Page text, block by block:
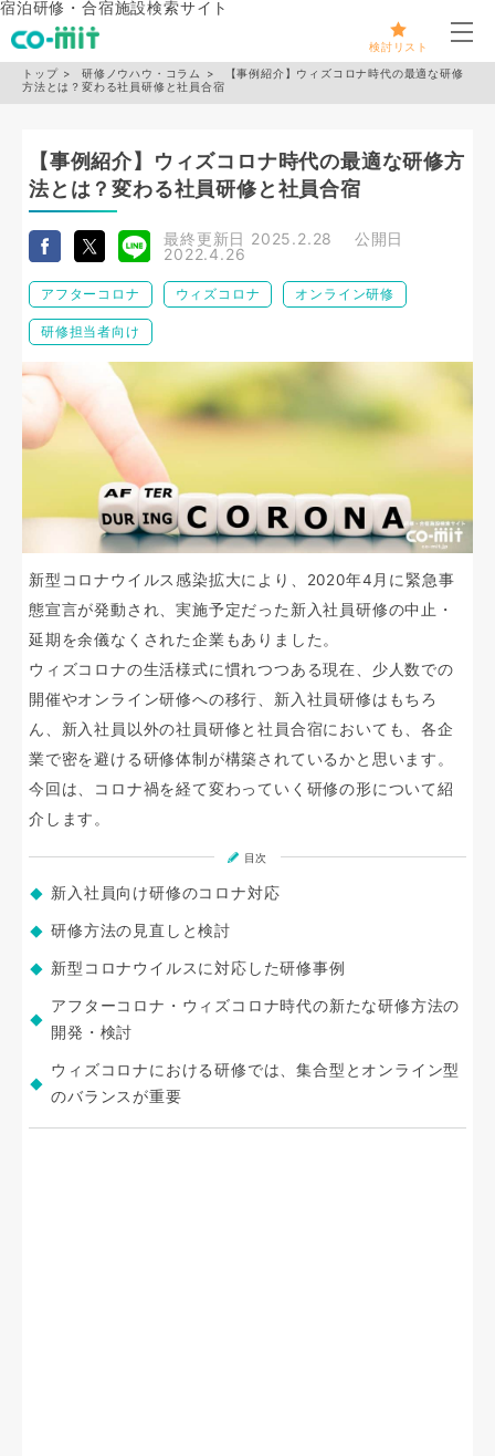
宿泊研修・合宿施設検索サイト
検討リスト
メ
トップ 研修ノウハウ・コラム
【事例紹介】ウィズコロナ時代の最適な研修
方法とは？変わる社員研修と社員合宿
【事例紹介】ウィズコロナ時代の最適な研修方
法とは？変わる社員研修と社員合宿
最終更新日 2025.2.28
公開日
2022.4.26
アフターコロナ ウィズコロナ オンライン研修
研修担当者向け
新型コロナウイルス感染拡大により、2020年4月に緊急事
態宣言が発動され、実施予定だった新入社員研修の中止・
延期を余儀なくされた企業もありました。
ウィズコロナの生活様式に慣れつつある現在、少人数での
開催やオンライン研修への移行、新入社員研修はもちろ
ん、新入社員以外の社員研修と社員合宿においても、各企
業で密を避ける研修体制が構築されているかと思います。
今回は、コロナ禍を経て変わっていく研修の形について紹
介します。
目次
新入社員向け研修のコロナ対応
研修方法の見直しと検討
新型コロナウイルスに対応した研修事例
アフターコロナ・ウィズコロナ時代の新たな研修方法の
開発・検討
ウィズコロナにおける研修では、集合型とオンライン型
のバランスが重要